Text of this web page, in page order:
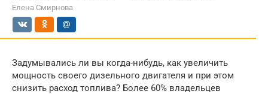
Елена Смирнова
Задумывались ли вы когда-нибудь, как увеличить
мощность своего дизельного двигателя и при этом
снизить расход топлива? Более 60% владельцев